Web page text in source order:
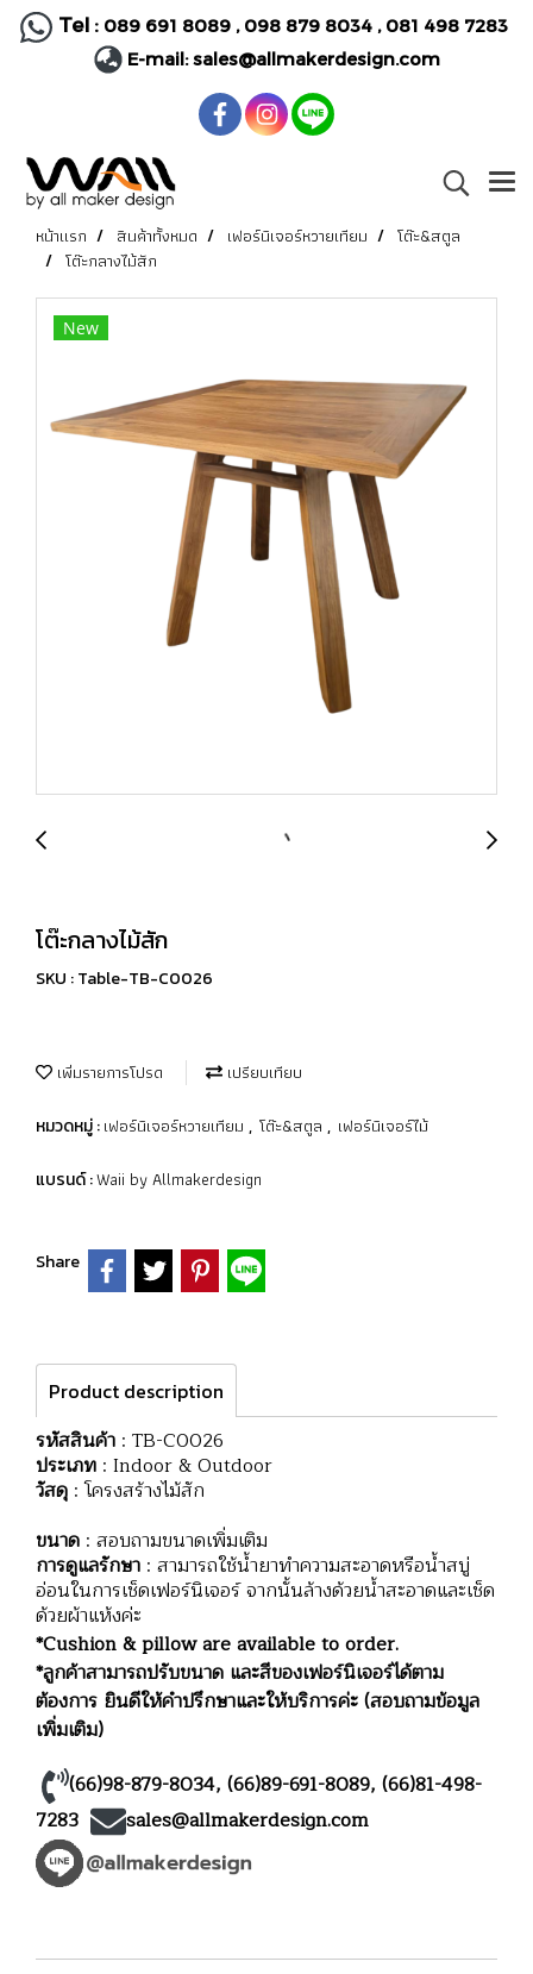
Tel : 089 691 8089, 098 879 8034 , 081 498 7283
E-mail:sales@allmakerdesign.com
หน้าแรก สินค้าทั้งหมด เฟอร์นิเจอร์หวายเทียม
โต๊ะ&สตูล
โต๊ะกลางไม้สัก
New
โต๊ะกลางไม้สัก
SKU : Table-TB-C0026
เพิ่มรายการโปรด เปรียบเทียบ
หมวดหมู่ :เฟอร์นิเจอร์หวายเทียม , โต๊ะ&สตูล , เฟอร์นิเจอร์ไม้
แบรนด์ :Waii by Allmakerdesign
Share
Product description
รหัสสินค้า : TB-C0026
ประเภท : Indoor & Outdoor
วัสดุ : โครงสร้างไม้สัก
ขนาด : สอบถามขนาดเพิ่มเติม
การดูแลรักษา : สามารถใช้น้ำยาทำความสะอาดหรือน้ำสบู่
อ่อนในการเช็ดเฟอร์นิเจอร์ จากนั้นล้างด้วยน้ำสะอาดและเช็ด
ด้วยผ้าแห้งค่ะ
*Cushion & pillow are available to order.
*ลูกค้าสามารถปรับขนาด และสีของเฟอร์นิเจอร์ได้ตาม
ต้องการ ยินดีให้คำปรึกษาและให้บริการค่ะ (สอบถามข้อมูล
เพิ่มเติม)
(66)98-879-8034, (66)89-691-8089, (66)81-498-
7283
sales@allmakerdesign.com